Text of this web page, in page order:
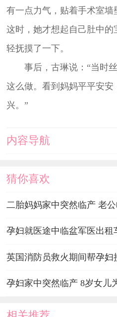
有一点力气，贴着手术室墙
这时，她才想起自己肚中
轻抚摸了一下。
事后，古琳说：“当时丝
这么做。看到妈妈平平安
兴。”
内容导航
猜你喜欢
二胎妈妈家中突然临产 老
孕妇就医途中临盆军医出租
英国消防员救火期间帮孕
孕妇家中突然临产 8岁女儿